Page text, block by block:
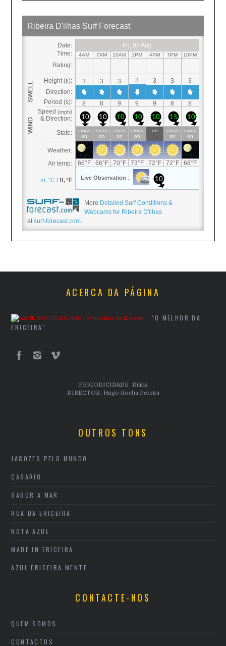
More Detailed Surf Conditions &
Webcams for Ribeira D'ilhas
at surf-forecast.com.
ACERCA DA PÁGINA
"O MELHOR DA
ERICEIRA"
PERIODICIDADE: Diária
DIRECTOR: Hugo Rocha Pereira
OUTROS TONS
JAGOZES PELO MUNDO
CASARIO
SABOR A MAR
RUA DA ERICEIRA
NOTA AZUL
MADE IN ERICEIRA
AZUL ERICEIRA MENTE
CONTACTE-NOS
QUEM SOMOS
CONTACTOS